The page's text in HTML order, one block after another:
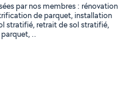
par nos membres : rénovation
de parquet, installation
stratifié, retrait de sol stratifié,
..